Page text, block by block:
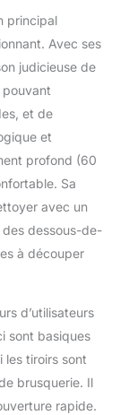
principal
Avec ses
judicieuse de
pouvant
et de
et
profond (60
Sa
avec un
dessous-de-
à découper
d’utilisateurs
sont basiques
les tiroirs sont
brusquerie. Il
rapide.